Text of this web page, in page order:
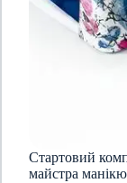
Стартовий
майстра